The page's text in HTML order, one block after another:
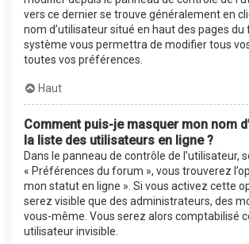
vers ce dernier se trouve généralement en
nom d’utilisateur situé en haut des pages du
système vous permettra de modifier tous
toutes vos préférences.
Haut
Comment puis-je masquer mon nom
la liste des utilisateurs en ligne ?
Dans le panneau de contrôle de l’utilisateur,
« Préférences du forum », vous trouverez
mon statut en ligne ». Si vous activez cette
serez visible que des administrateurs, des
vous-même. Vous serez alors comptabilisé
utilisateur invisible.